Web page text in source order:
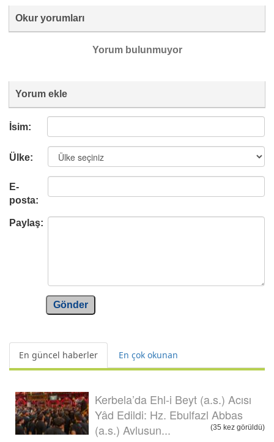
Okur yorumları
Yorum bulunmuyor
Yorum ekle
İsim:
Ülke:
E-
posta:
Paylaş:
Gönder
En güncel haberler En çok okunan
Kerbela’da Ehl-i Beyt (a.s.) Acısı
Yâd Edildi: Hz. Ebulfazl Abbas
(a.s.) Avlusun...
(35 kez görüldü)